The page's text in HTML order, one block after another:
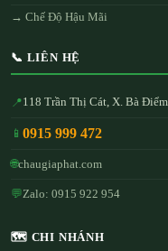
→ Chế Độ Hậu Mãi
📞 LIÊN HỆ
📍118 Trần Thị Cát, X. Bà
📱 0915 999 472
🌐chaugiaphat.com
💬Zalo: 0915 922 954
🗺️ CHI NHÁNH